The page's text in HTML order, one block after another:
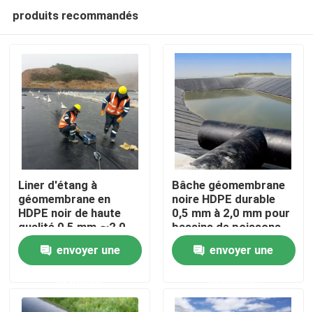
Aperçu
Produits
Vidéos
produits recommandés
Liner d'étang à
géomembrane en
HDPE noir de haute
qualité 0,5 mm ∼2,0
mm pour l'élevage de
poissons, les étangs
d'aquaculture, les
stockage d'eau et
envoyer une
Bâche géomembrane
noire HDPE durable
0,5 mm à 2,0 mm pour
bassins de poissons
circulaires, étangs
d'aquaculture,
réservoirs de
applications
envoyer une